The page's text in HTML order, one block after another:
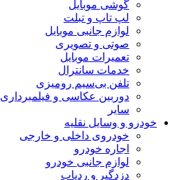
گوشی موبایل
لپ تاپ و تبلت
لوازم جانبی موبایل
صوتی و تصویری
تعمیرات موبایل
خدمات سانترال
تلفن بی‌سیم رومیزی
دوربین عکاسی و فیلمبرداری
سایر
خودرو و وسایل نقلیه
خودروی داخلی و خارجی
اجاره خودرو
لوازم جانبی خودرو
دزدگیر و ردیاب